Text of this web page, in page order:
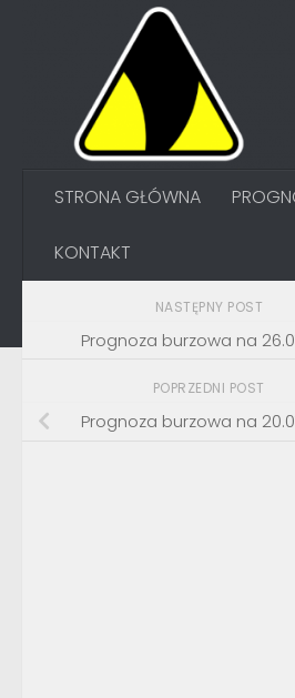
Przejdź do treści
STRONA GŁÓWNA
KONTAKT
NASTĘPNY POST
Prognoza burzowa na
POPRZEDNI POST
Prognoza burzowa na